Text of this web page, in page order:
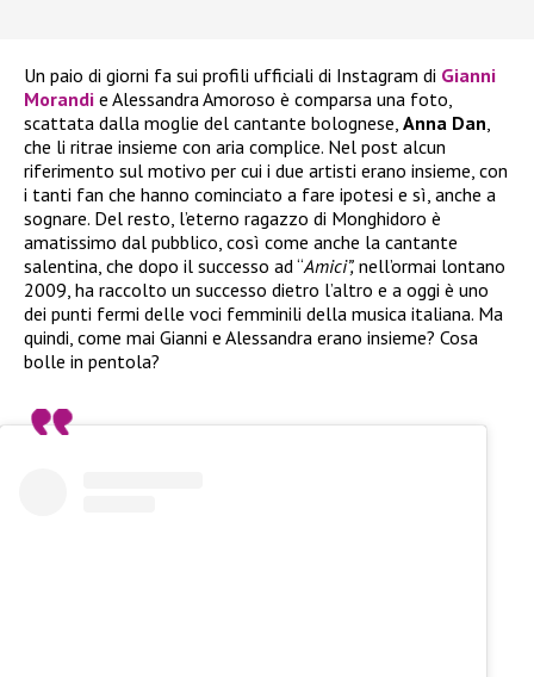
Un paio di giorni fa sui profili ufficiali di Instagram di Gianni
Morandi e Alessandra Amoroso è comparsa una foto,
scattata dalla moglie del cantante bolognese, Anna Dan,
che li ritrae insieme con aria complice. Nel post alcun
riferimento sul motivo per cui i due artisti erano insieme, con
i tanti fan che hanno cominciato a fare ipotesi e sì, anche a
sognare. Del resto, l’eterno ragazzo di Monghidoro è
amatissimo dal pubblico, così come anche la cantante
salentina, che dopo il successo ad “Amici”, nell’ormai lontano
2009, ha raccolto un successo dietro l’altro e a oggi è uno
dei punti fermi delle voci femminili della musica italiana. Ma
quindi, come mai Gianni e Alessandra erano insieme? Cosa
bolle in pentola?